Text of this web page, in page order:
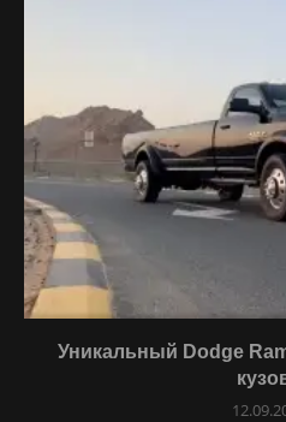
Уникальный Dodge